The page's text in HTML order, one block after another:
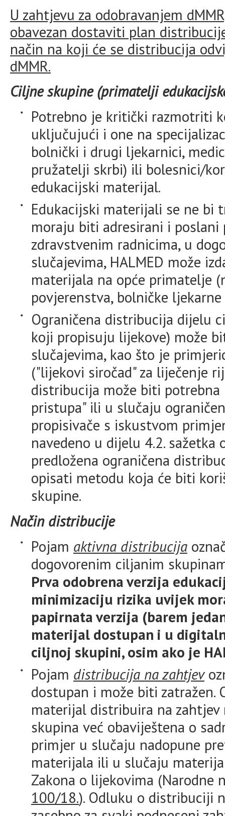
U zahtjevu za odobravanjem
obavezan dostaviti plan
način na koji će se distribucija
dMMR.
Ciljne skupine (primatelji
Potrebno je kritički razmotriti
uključujući i one na
bolnički i drugi ljekarnici,
pružatelji skrbi) ili bolesnici/
edukacijski materijal.
Edukacijski materijali se ne bi
moraju biti adresirani i
zdravstvenim radnicima, u
slučajevima, HALMED može
materijala na opće primatelje
povjerenstva, bolničke ljekarne
Ograničena distribucija dijelu
koji propisuju lijekove) može
slučajevima, kao što je
("lijekovi siročad" za liječenje
distribucija može biti
pristupa" ili u slučaju
propisivače s iskustvom
navedeno u dijelu 4.2. sažetka
predložena ograničena
opisati metodu koja će biti
skupine.
Način distribucije
Pojam aktivna distribucija
dogovorenim ciljanim
Prva odobrena verzija
minimizaciju rizika uvijek
papirnata verzija (barem
materijal dostupan i u
ciljnoj skupini, osim ako je
Pojam distribucija na zahtjev
dostupan i može biti zatražen.
materijal distribuira na
skupina već obaviještena o
primjer u slučaju nadopune
materijala ili u slučaju
Zakona o lijekovima (Narodne
100/18.). Odluku o distribuciji